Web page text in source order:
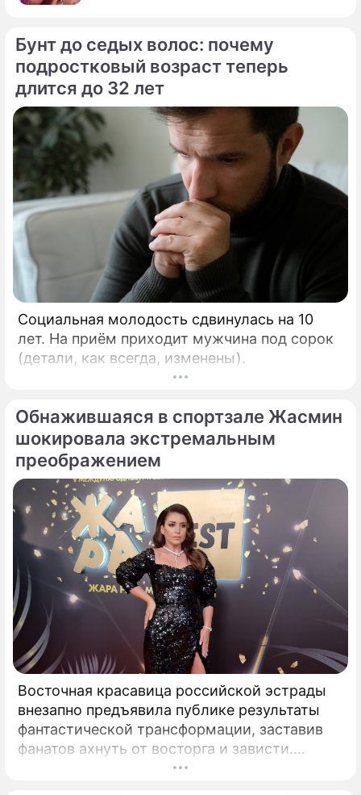
Бунт до седых волос: почему
подростковый возраст теперь
длится до 32 лет
Социальная молодость сдвинулась на 10
лет. На приём приходит мужчина под сорок
(детали, как всегда, изменены).
Обнажившаяся в спортзале Жасмин
шокировала экстремальным
преображением
Восточная красавица российской эстрады
внезапно предъявила публике результаты
фантастической трансформации, заставив
фанатов ахнуть от восторга и зависти.
Знаменитая певица Жасмин всегда